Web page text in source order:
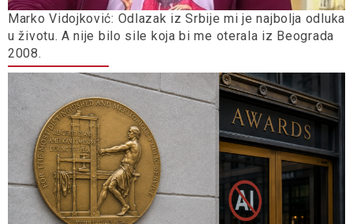
Marko Vidojković: Odlazak iz Srbije mi je najbolja odluka
u životu. A nije bilo sile koja bi me oterala iz Beograda
2008.